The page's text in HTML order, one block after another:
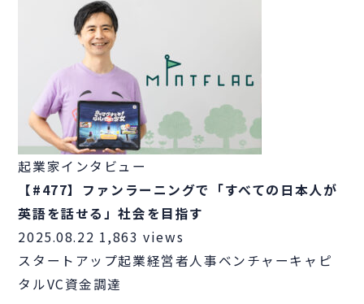
起業家インタビュー
【#477】ファンラーニングで「すべての日本人が
英語を話せる」社会を目指す
2025.08.22 1,863 views
スタートアップ起業経営者人事ベンチャーキャピ
タルVC資金調達